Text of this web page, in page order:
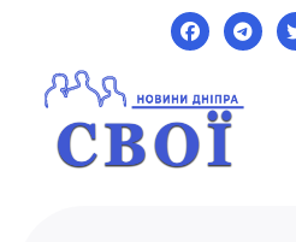
content